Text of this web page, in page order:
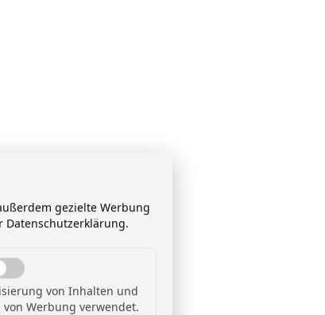
gezielte Werbung
Datenschutzerklärung.
von Inhalten und
Werbung verwendet.